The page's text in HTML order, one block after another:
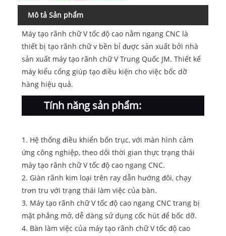
Mô tả Sản phẩm
Máy tạo rãnh chữ V tốc độ cao nằm ngang CNC là
thiết bị tạo rãnh chữ v bền bỉ được sản xuất bởi nhà
sản xuất máy tạo rãnh chữ V Trung Quốc JM. Thiết kế
máy kiểu cổng giúp tạo điều kiện cho việc bốc dỡ
hàng hiệu quả.
Tính năng sản phẩm:
1. Hệ thống điều khiển bốn trục, với màn hình cảm
ứng công nghiệp, theo dõi thời gian thực trạng thái
máy tạo rãnh chữ V tốc độ cao ngang CNC.
2. Giàn rãnh kim loại trên ray dẫn hướng đôi, chạy
trơn tru với trạng thái làm việc của bàn.
3. Máy tạo rãnh chữ V tốc độ cao ngang CNC trang bị
mặt phẳng mở, dễ dàng sử dụng cốc hút để bốc dỡ.
4. Bàn làm việc của máy tạo rãnh chữ V tốc độ cao